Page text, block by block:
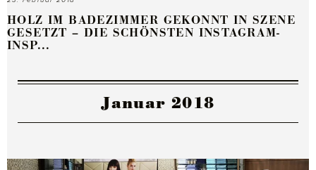
HOLZ IM BADEZIMMER GEKONNT IN SZENE
GESETZT – DIE SCHÖNSTEN INSTAGRAM-
INSP...
Januar 2018